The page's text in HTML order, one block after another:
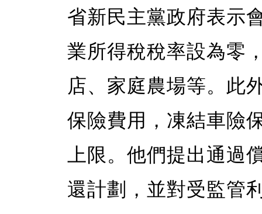
省新民主黨政府表示
業所得稅稅率設為零
店、家庭農場等。此
保險費用，凍結車險
上限。他們提出通過
還計劃，並對受監管